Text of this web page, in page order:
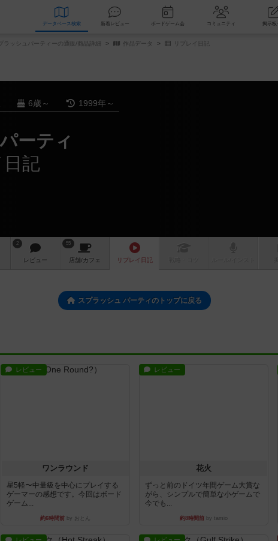
データベース 検索 新着レビュー ボードゲーム会 コミュニティ
ラッシュパーティーの通販/商品詳細 作品データ リプレイ日記
6歳～ 1999年～
ーティ
記
2
レビュー
55
店舗/カフェ リプレイ 日記
スプラッシュ パーティのトップに戻る
レビュー
ワンラウンド
星5軽〜中量級を中心にプレイする
ゲーマーの感想です。今回はボード
ゲーム...
約6時間前 by おとん
レビュー
花火
ずっと前のドイツ年間ゲーム大賞な
がら、シンプルで簡単な小ゲームで
今でも...
約8時間前 by tamio